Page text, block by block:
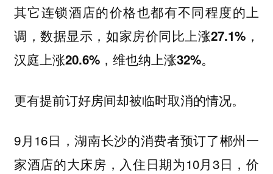
其它连锁酒店的价格也都有不同程度的上
调，数据显示， 如家房价同比上涨27.1%，
汉庭上涨20.6%，维也纳上涨32%。
更有提前订好房间却被临时取消的情况。
9月16日，湖南长沙的消费者预订了郴州一
家酒店的大床房，入住日期为10月3日，价